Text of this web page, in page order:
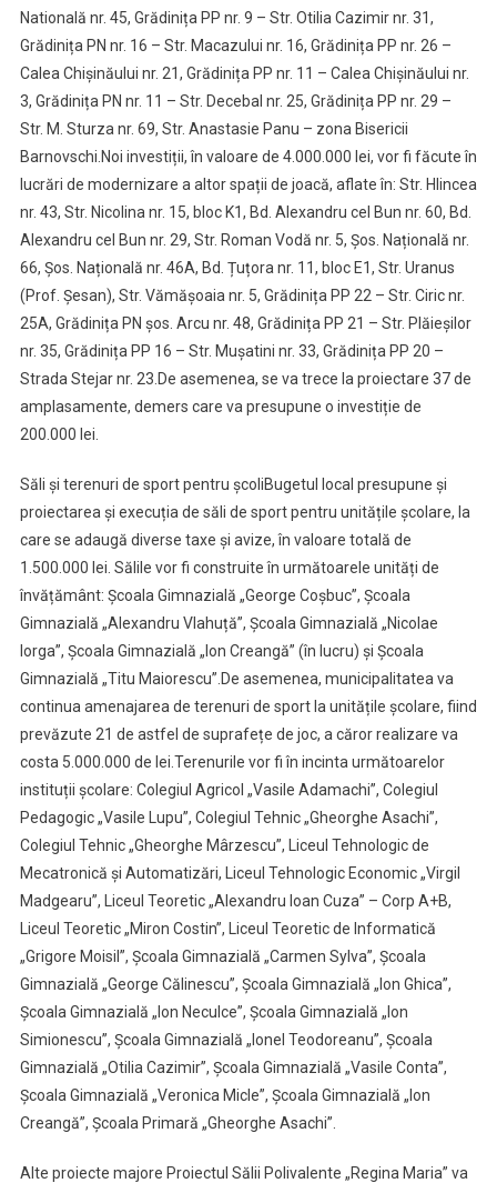
Natională nr. 45, Grădinița PP nr. 9 – Str. Otilia Cazimir nr. 31,
Grădinița PN nr. 16 – Str. Macazului nr. 16, Grădinița PP nr. 26 –
Calea Chișinăului nr. 21, Grădinița PP nr. 11 – Calea Chișinăului nr.
3, Grădinița PN nr. 11 – Str. Decebal nr. 25, Grădinița PP nr. 29 –
Str. M. Sturza nr. 69, Str. Anastasie Panu – zona Bisericii
Barnovschi.Noi investiții, în valoare de 4.000.000 lei, vor fi făcute în
lucrări de modernizare a altor spații de joacă, aflate în: Str. Hlincea
nr. 43, Str. Nicolina nr. 15, bloc K1, Bd. Alexandru cel Bun nr. 60, Bd.
Alexandru cel Bun nr. 29, Str. Roman Vodă nr. 5, Șos. Națională nr.
66, Șos. Națională nr. 46A, Bd. Țuțora nr. 11, bloc E1, Str. Uranus
(Prof. Șesan), Str. Vămășoaia nr. 5, Grădinița PP 22 – Str. Ciric nr.
25A, Grădinița PN șos. Arcu nr. 48, Grădinița PP 21 – Str. Plăieșilor
nr. 35, Grădinița PP 16 – Str. Mușatini nr. 33, Grădinița PP 20 –
Strada Stejar nr. 23.De asemenea, se va trece la proiectare 37 de
amplasamente, demers care va presupune o investiție de
200.000 lei.
Săli și terenuri de sport pentru școliBugetul local presupune și
proiectarea și execuția de săli de sport pentru unitățile școlare, la
care se adaugă diverse taxe și avize, în valoare totală de
1.500.000 lei. Sălile vor fi construite în următoarele unități de
învățământ: Școala Gimnazială „George Coșbuc”, Școala
Gimnazială „Alexandru Vlahuță”, Școala Gimnazială „Nicolae
Iorga”, Școala Gimnazială „Ion Creangă” (în lucru) și Școala
Gimnazială „Titu Maiorescu”.De asemenea, municipalitatea va
continua amenajarea de terenuri de sport la unitățile școlare, fiind
prevăzute 21 de astfel de suprafețe de joc, a căror realizare va
costa 5.000.000 de lei.Terenurile vor fi în incinta următoarelor
instituții școlare: Colegiul Agricol „Vasile Adamachi”, Colegiul
Pedagogic „Vasile Lupu”, Colegiul Tehnic „Gheorghe Asachi”,
Colegiul Tehnic „Gheorghe Mârzescu”, Liceul Tehnologic de
Mecatronică şi Automatizări, Liceul Tehnologic Economic „Virgil
Madgearu”, Liceul Teoretic „Alexandru Ioan Cuza” – Corp A+B,
Liceul Teoretic „Miron Costin”, Liceul Teoretic de Informatică
„Grigore Moisil”, Şcoala Gimnazială „Carmen Sylva”, Şcoala
Gimnazială „George Călinescu”, Şcoala Gimnazială „Ion Ghica”,
Şcoala Gimnazială „Ion Neculce”, Şcoala Gimnazială „Ion
Simionescu”, Şcoala Gimnazială „Ionel Teodoreanu”, Şcoala
Gimnazială „Otilia Cazimir”, Şcoala Gimnazială „Vasile Conta”,
Şcoala Gimnazială „Veronica Micle”, Şcoala Gimnazială „Ion
Creangă”, Şcoala Primară „Gheorghe Asachi”.
Alte proiecte majore Proiectul Sălii Polivalente „Regina Maria” va